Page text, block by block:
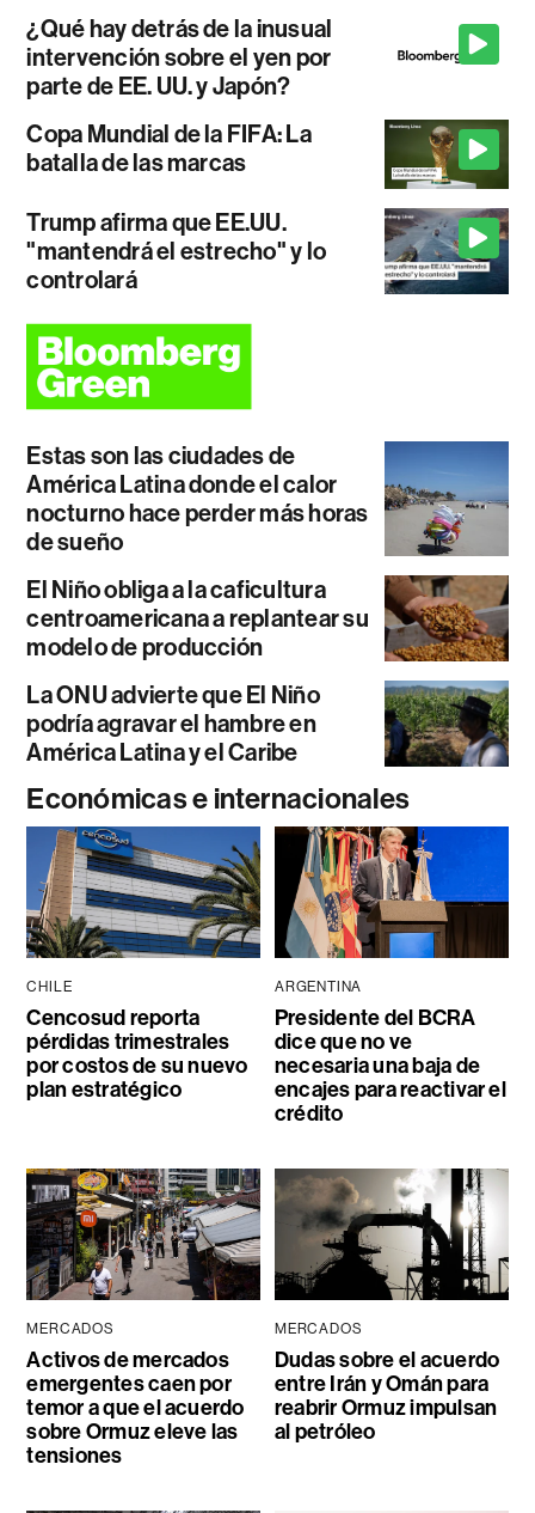
¿Qué hay detrás de la inusual
intervención sobre el yen por
parte de EE. UU. y Japón?
Copa Mundial de la FIFA: La
batalla de las marcas
Trump afirma que EE.UU.
"mantendrá el estrecho" y lo
controlará
Estas son las ciudades de
América Latina donde el calor
nocturno hace perder más horas
de sueño
El Niño obliga a la caficultura
centroamericana a replantear su
modelo de producción
La ONU advierte que El Niño
podría agravar el hambre en
América Latina y el Caribe
Económicas e internacionales
CHILE
Cencosud reporta
pérdidas trimestrales
por costos de su nuevo
plan estratégico
ARGENTINA
Presidente del BCRA
dice que no ve
necesaria una baja de
encajes para reactivar el
crédito
MERCADOS
Activos de mercados
emergentes caen por
temor a que el acuerdo
sobre Ormuz eleve las
tensiones
MERCADOS
Dudas sobre el acuerdo
entre Irán y Omán para
reabrir Ormuz impulsan
al petróleo